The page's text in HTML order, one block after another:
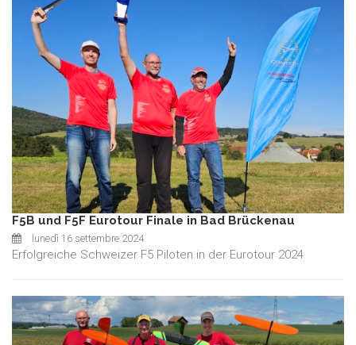
F5B und F5F Eurotour Finale in Bad Brückenau
lunedì 16 settembre 2024
Erfolgreiche Schweizer F5 Piloten in der Eurotour 2024